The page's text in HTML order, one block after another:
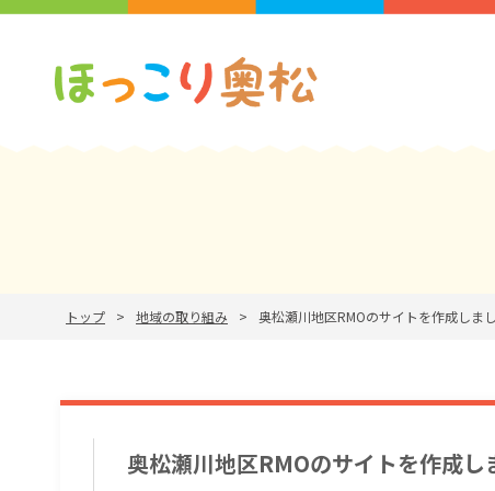
トップ 地域の取り組み 奥松瀬川地区RMOのサイトを作成しま
奥松瀬川地区RMOのサイトを作成し